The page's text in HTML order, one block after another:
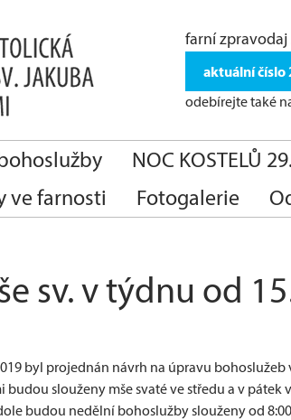
farní zpravodaj
aktuální číslo
odebírejte také
NOC KOSTELŮ
ve farnosti
Fotogalerie
sv. v týdnu od
byl projednán návrh na úpravu bohoslužeb
slouženy mše svaté ve středu a v pátek
budou nedělní bohoslužby slouženy od